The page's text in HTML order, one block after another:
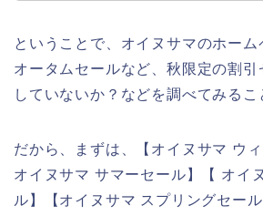
ということで、オイヌサマのホーム
オータムセールなど、秋限定の割
していないか？などを調べてみるこ
だから、まずは、【オイヌサマ ウ
オイヌサマ サマーセール】【 オイ
ル】【オイヌサマ スプリングセー